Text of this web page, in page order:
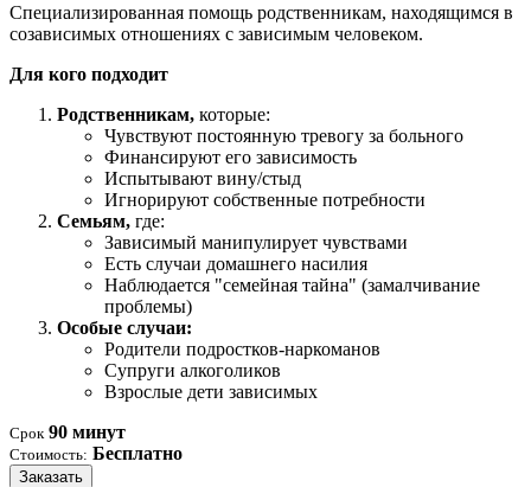
Специализированная помощь родственникам, находящимся в
созависимых отношениях с зависимым человеком.
Для кого подходит
Родственникам, которые:
Чувствуют постоянную тревогу за больного
Финансируют его зависимость
Испытывают вину/стыд
Игнорируют собственные потребности
Семьям, где:
Зависимый манипулирует чувствами
Есть случаи домашнего насилия
Наблюдается "семейная тайна" (замалчивание
проблемы)
Особые случаи:
Родители подростков-наркоманов
Супруги алкоголиков
Взрослые дети зависимых
Срок 90 минут
Стоимость: Бесплатно
Заказать